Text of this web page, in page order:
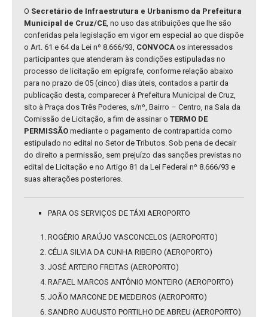
O Secretário de Infraestrutura e Urbanismo da Prefeitura
Municipal de Cruz/CE, no uso das atribuições que lhe são
conferidas pela legislação em vigor em especial ao que dispõe
o Art. 61 e 64 da Lei nº 8.666/93, CONVOCA os interessados
participantes que atenderam às condições estipuladas no
processo de licitação em epígrafe, conforme relação abaixo
para no prazo de 05 (cinco) dias úteis, contados a partir da
publicação desta, comparecer à Prefeitura Municipal de Cruz,
sito à Praça dos Três Poderes, s/nº, Bairro – Centro, na Sala da
Comissão de Licitação, a fim de assinar o TERMO DE
PERMISSÃO mediante o pagamento de contrapartida como
estipulado no edital no Setor de Tributos. Sob pena de decair
do direito a permissão, sem prejuízo das sanções previstas no
edital de Licitação e no Artigo 81 da Lei Federal nº 8.666/93 e
suas alterações posteriores.
PARA OS SERVIÇOS DE TÁXI AEROPORTO
ROGÉRIO ARAÚJO VASCONCELOS (AEROPORTO)
CÉLIA SILVIA DA CUNHA RIBEIRO (AEROPORTO)
JOSÉ ARTEIRO FREITAS (AEROPORTO)
RAFAEL MARCOS ANTÔNIO MONTEIRO (AEROPORTO)
JOÃO MARCONE DE MEDEIROS (AEROPORTO)
SANDRO AUGUSTO PORTILHO DE ABREU (AEROPORTO)